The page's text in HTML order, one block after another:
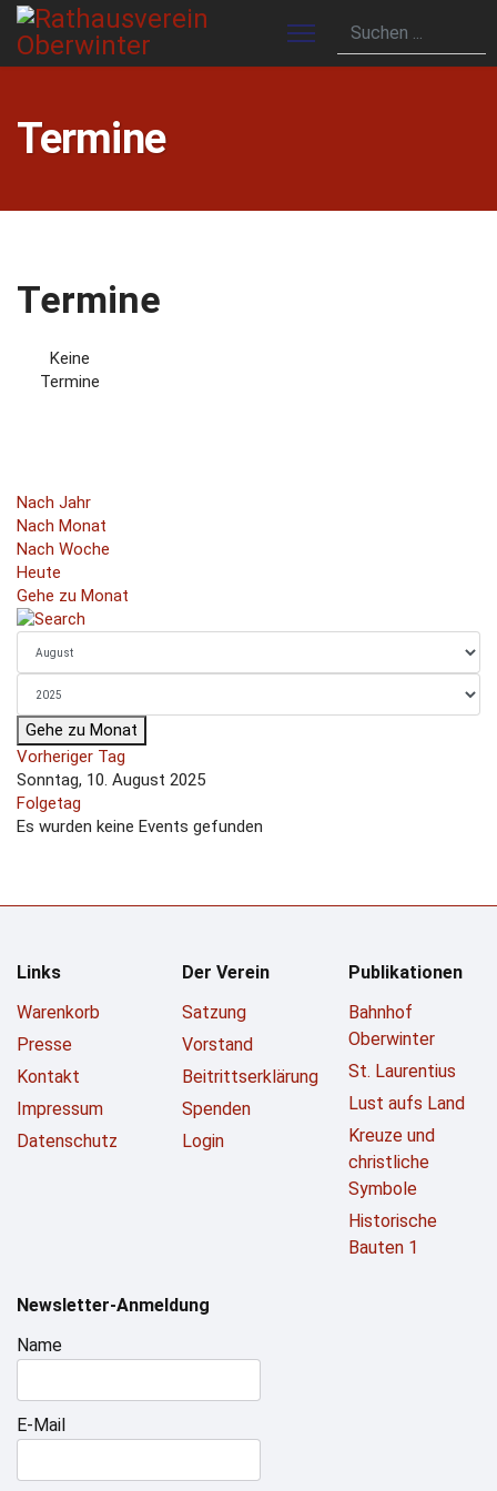
Termine
Termine
Keine
Termine
Nach Jahr
Nach Monat
Nach Woche
Heute
Gehe zu Monat
Gehe zu Monat
Vorheriger Tag
Sonntag, 10. August 2025
Folgetag
Es wurden keine Events gefunden
Links
Warenkorb
Presse
Kontakt
Impressum
Datenschutz
Der Verein
Satzung
Vorstand
Beitrittserklärung
Spenden
Login
Publikationen
Bahnhof
Oberwinter
St. Laurentius
Lust aufs Land
Kreuze und
christliche
Symbole
Historische
Bauten 1
Newsletter-Anmeldung
Name
E-Mail